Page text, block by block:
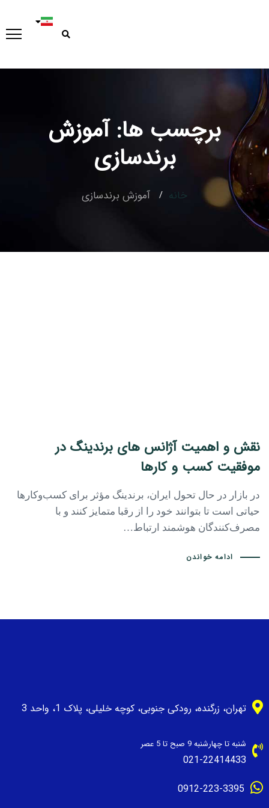
Type and hit enter
برچسب ها: آموزش
برندسازی
خانه آموزش برندسازی
نقش و اهمیت آژانس های برندینگ در
موفقیت کسب و کارها
در بازار در حال تحول ایران، برندینگ مؤثر برای کسب‌وکارها
حیاتی است تا بتوانند خود را از رقبا متمایز کنند و با
مصرف‌کنندگان هوشمند ارتباط…
ادامه خواندن
تهران، زرگنده، رودکی جنوبی، کوچه خلیلی، پلاک 1، واحد 3
شنبه تا چهارشنبه 9 صبح تا 5 عصر
021-22414433
0912-223-3395